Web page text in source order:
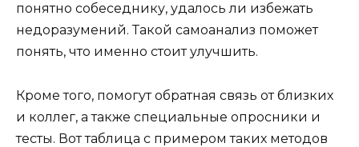
понятно собеседнику, удалось ли избежать
недоразумений. Такой самоанализ поможет
понять, что именно стоит улучшить.
Кроме того, помогут обратная связь от близких
и коллег, а также специальные опросники и
тесты. Вот таблица с примером таких методов